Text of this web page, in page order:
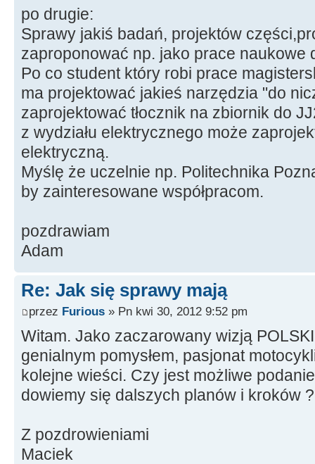
po drugie:
Sprawy jakiś badań, projektów
zaproponować np. jako prace naukowe
Po co student który robi prace
ma projektować jakieś narzędzia "do
zaprojektować tłocznik na zbiornik do
z wydziału elektrycznego może
elektryczną.
Myślę że uczelnie np. Politechnika
by zainteresowane współpracom.
pozdrawiam
Adam
Re: Jak się sprawy mają
przez Furious » Pn kwi 30, 2012 9:52 pm
Witam. Jako zaczarowany wizją
genialnym pomysłem, pasjonat
kolejne wieści. Czy jest możliwe
dowiemy się dalszych planów i kroków
Z pozdrowieniami
Maciek